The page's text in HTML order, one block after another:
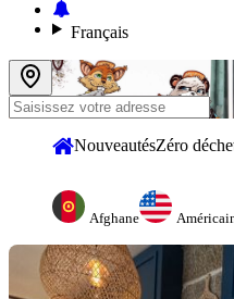
Français
NouveautésZéro
Afghane